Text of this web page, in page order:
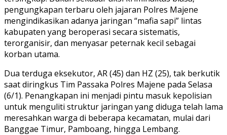
pengungkapan terbaru oleh jajaran Polres Majene
mengindikasikan adanya jaringan “mafia sapi” lintas
kabupaten yang beroperasi secara sistematis,
terorganisir, dan menyasar peternak kecil sebagai
korban utama.
Dua terduga eksekutor, AR (45) dan HZ (25), tak berkutik
saat diringkus Tim Passaka Polres Majene pada Selasa
(6/1). Penangkapan ini menjadi pintu masuk kepolisian
untuk menguliti struktur jaringan yang diduga telah lama
meresahkan warga di beberapa kecamatan, mulai dari
Banggae Timur, Pamboang, hingga Lembang.